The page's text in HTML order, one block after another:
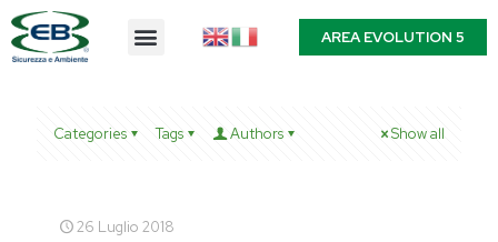
AREA EVOLUTION 5
Categories Tags Authors Show all
26 Luglio 2018